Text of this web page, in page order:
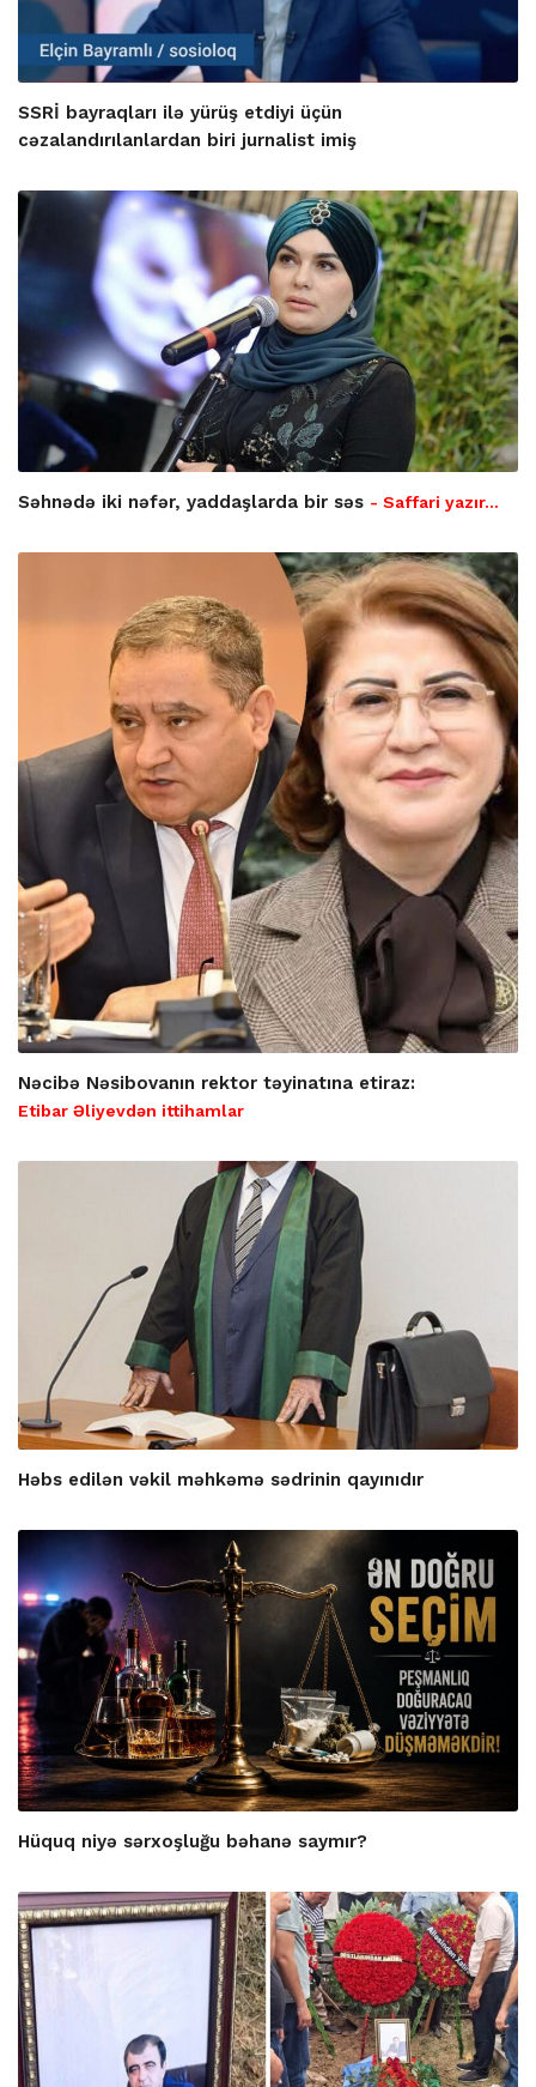
SSRİ bayraqları ilə yürüş etdiyi üçün
cəzalandırılanlardan biri jurnalist imiş
Səhnədə iki nəfər, yaddaşlarda bir səs - Saffari yazır…
Nəcibə Nəsibovanın rektor təyinatına etiraz:
Etibar Əliyevdən ittihamlar
Həbs edilən vəkil məhkəmə sədrinin qayınıdır
Hüquq niyə sərxoşluğu bəhanə saymır?